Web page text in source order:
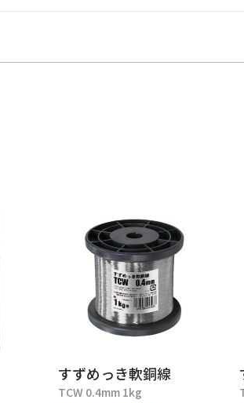
すずめっき軟銅線
TCW 0.4mm 1kg